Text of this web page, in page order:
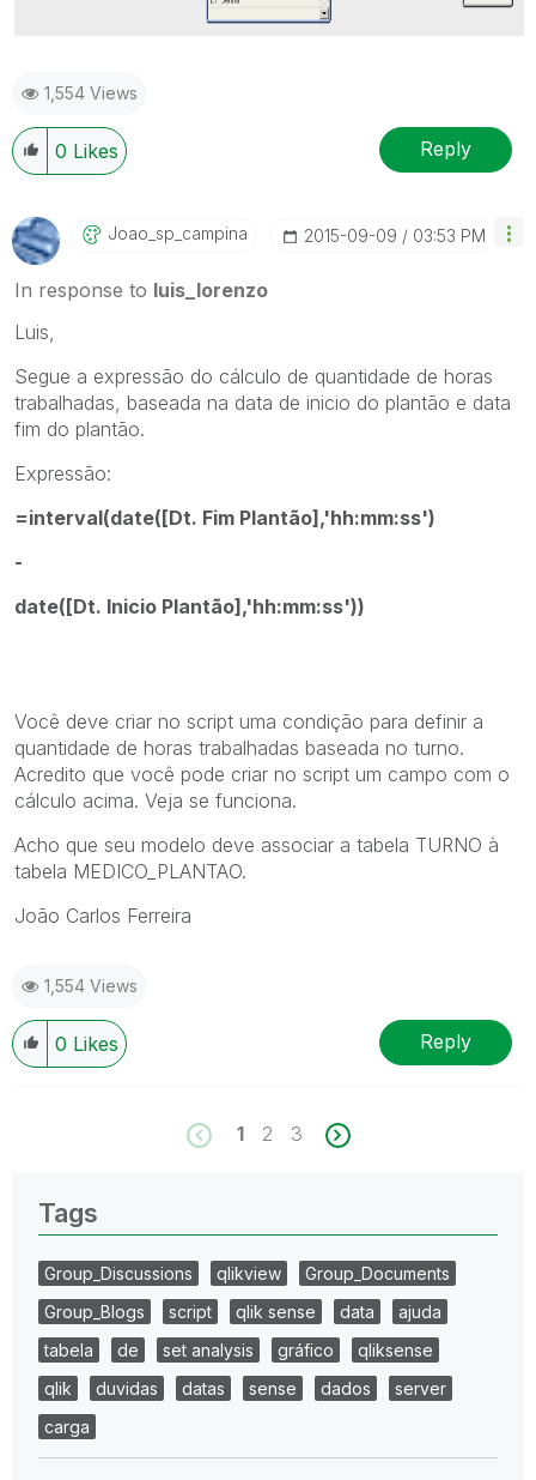
1,554 Views
0 Likes Reply
Joao_sp_campina ‎2015-09-09 03:53 PM
In response to luis_lorenzo
Luis,
Segue a expressão do cálculo de quantidade de horas
trabalhadas, baseada na data de inicio do plantão e data
fim do plantão.
Expressão:
=interval(date([Dt. Fim Plantão],'hh:mm:ss')
-
date([Dt. Inicio Plantão],'hh:mm:ss'))
Você deve criar no script uma condição para definir a
quantidade de horas trabalhadas baseada no turno.
Acredito que você pode criar no script um campo com o
cálculo acima. Veja se funciona.
Acho que seu modelo deve associar a tabela TURNO à
tabela MEDICO_PLANTAO.
João Carlos Ferreira
1,554 Views
0 Likes Reply
1 2 3
Tags
Group_Discussions qlikview
Group_Documents
Group_Blogs
script qlik sense data
ajuda
tabela
de set analysis gráfico
qliksense
qlik
duvidas datas sense dados
server
carga